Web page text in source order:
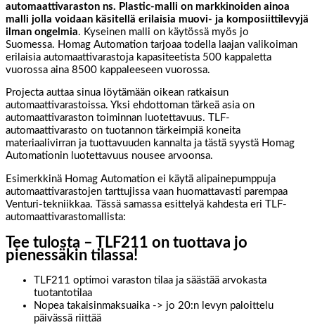
automaattivaraston ns. Plastic-malli on markkinoiden ainoa
malli jolla voidaan käsitellä erilaisia muovi- ja komposiittilevyjä
ilman ongelmia. Kyseinen malli on käytössä myös jo
Suomessa. Homag Automation tarjoaa todella laajan valikoiman
erilaisia automaattivarastoja kapasiteetista 500 kappaletta
vuorossa aina 8500 kappaleeseen vuorossa.
Projecta auttaa sinua löytämään oikean ratkaisun
automaattivarastoissa. Yksi ehdottoman tärkeä asia on
automaattivaraston toiminnan luotettavuus. TLF-
automaattivarasto on tuotannon tärkeimpiä koneita
materiaalivirran ja tuottavuuden kannalta ja tästä syystä Homag
Automationin luotettavuus nousee arvoonsa.
Esimerkkinä Homag Automation ei käytä alipainepumppuja
automaattivarastojen tarttujissa vaan huomattavasti parempaa
Venturi-tekniikkaa. Tässä samassa esittelyä kahdesta eri TLF-
automaattivarastomallista:
Tee tulosta – TLF211 on tuottava jo
pienessäkin tilassa!
TLF211 optimoi varaston tilaa ja säästää arvokasta
tuotantotilaa
Nopea takaisinmaksuaika -> jo 20:n levyn paloittelu
päivässä riittää